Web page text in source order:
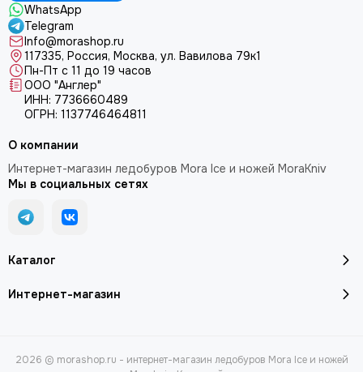
WhatsApp
Telegram
Info@morashop.ru
117335, Россия, Москва, ул. Вавилова 79к1
Пн-Пт с 11 до 19 часов
ООО "Англер"
ИНН: 7736660489
ОГРН: 1137746464811
Каталог
Интернет-магазин
О компании
Интернет-магазин ледобуров Mora Ice и ножей MoraKniv
Мы в социальных сетях
2026 © morashop.ru - интернет-магазин ледобуров Mora Ice и ножей